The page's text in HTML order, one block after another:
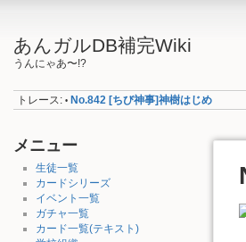
あんガルDB補完Wiki
うんにゃあ〜!?
トレース: • No.842 [ちび神事]神樹はじめ
メニュー
生徒一覧
カードシリーズ
イベント一覧
ガチャ一覧
カード一覧(テキスト)